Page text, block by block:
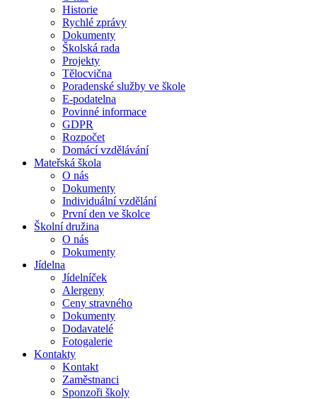
Historie
Rychlé zprávy
Dokumenty
Školská rada
Projekty
Tělocvična
Poradenské služby ve škole
E-podatelna
Povinné informace
GDPR
Rozpočet
Domácí vzdělávání
Mateřská škola
O nás
Dokumenty
Individuální vzdělání
První den ve školce
Školní družina
O nás
Dokumenty
Jídelna
Jídelníček
Alergeny
Ceny stravného
Dokumenty
Dodavatelé
Fotogalerie
Kontakty
Kontakt
Zaměstnanci
Sponzoři školy